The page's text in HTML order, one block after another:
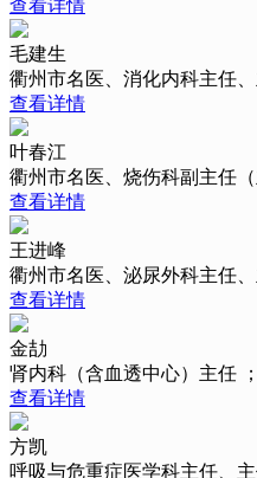
查看详情
毛建生
衢州市名医、消化内科主任
查看详情
叶春江
衢州市名医、烧伤科副主任
查看详情
王进峰
衢州市名医、泌尿外科主任
查看详情
金劼
肾内科（含血透中心）主任
查看详情
方凯
呼吸与危重症医学科主任、